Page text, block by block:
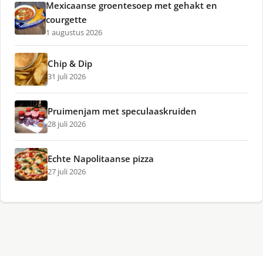
Mexicaanse groentesoep met gehakt en
courgette
1 augustus 2026
Chip & Dip
31 juli 2026
Pruimenjam met speculaaskruiden
28 juli 2026
Echte Napolitaanse pizza
27 juli 2026